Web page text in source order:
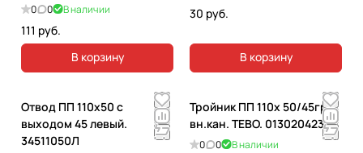
0 0 В наличии
111 руб.
В корзину
30 руб.
В корзину
Отвод ПП 110х50 с
выходом 45 левый.
34511050Л
Тройник ПП 110х 50/45гр
вн.кан. ТЕВО. 013020423
0 0 В наличии